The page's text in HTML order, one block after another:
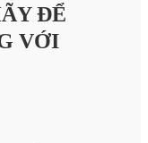
ĐỂ
VỚI